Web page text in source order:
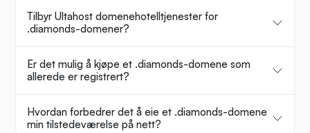
Tilbyr Ultahost domenehotelltjenester for
.diamonds-domener?
Er det mulig å kjøpe et .diamonds-domene som
allerede er registrert?
Hvordan forbedrer det å eie et .diamonds-domene
min tilstedeværelse på nett?